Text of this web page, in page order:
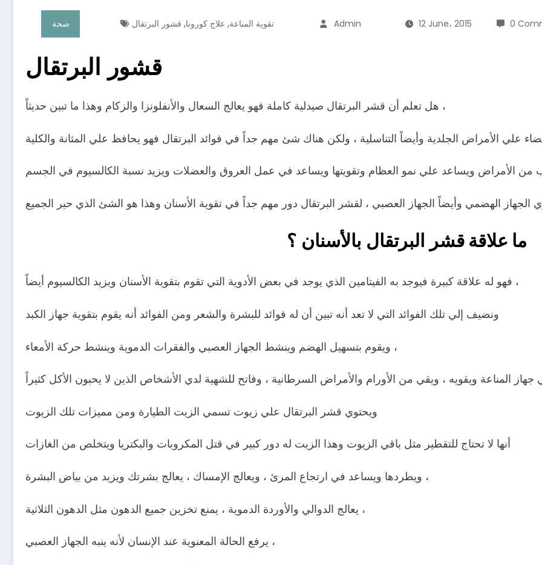
صحة تقوية المناعة, علاج كورونا, قشور البرتقال Admin 12 June، 2015 0
قشور البرتقال
هل تعلم أن قشر البرتقال صيدلية كاملة فهو يعالج السعال والأنفلونزا والزكام وهذا ما تبين حديثاً ،
علي الأمراض الجلدية وأيضاً التناسلية ، ولكن هناك شئ مهم جداً في فوائد البرتقال فهو يحافظ علي المثانة والكلية
من الأمراض ويساعد علي نمو العظام وتقويتها ويساعد في عمل العروق والعضلات ويزيد نسبة الكالسيوم في الجسم
الجهاز الهضمي وأيضاً الجهاز العصبي ، لقشر البرتقال دور مهم جداً في تقوية الأسنان وهذا هو الشئ الذي حير الجميع
ما علاقةقشر البرتقال بالأسنان ؟
فهو له علاقة كبيرة فيوجد به الفيتامين الذي يوجد في بعض الأدوية التي تقوم بتقوية الأسنان ويزيد الكالسيوم أيضاً ،
ونضيف إلي تلك الفوائد التي لا تعد أنه تبين أن له فوائد للبشرة والشعر ومن الفوائد أنه يقوم بتقوية جهاز الكبد
ويقوم بتسهيل الهضم وينشط الجهاز العصبي والفقرات الدموية وينشط حركة الأمعاء ،
ويحتوي قشر البرتقال علي زيوت تسمي الزيت الطيارة ومن مميزات تلك الزيوت
أنها لا تحتاج للتقطير مثل باقي الزيوت وهذا الزيت له دور كبير في قتل المكروبات والبكتريا ويتخلص من الغازات
ويطردها ويساعد في ارتجاع المرئ ، ويعالج الإمساك ، يعالج بشرتك ويزيد من بياض البشرة ،
يعالج الدوالي والأوردة الدموية ، يمنع تخزين جميع الدهون مثل الدهون الثلاثية ،
يرفع الحالة المعنوية عند الإنسان لأنه ينبه الجهاز العصبي ،